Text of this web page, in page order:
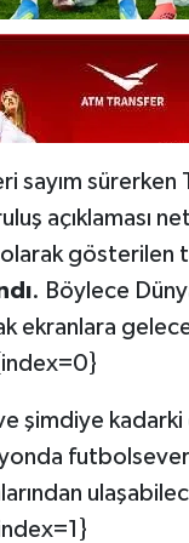
sayım
açıklaması
gösterilen
. Böylece
ekranlara
şimdiye kadarki